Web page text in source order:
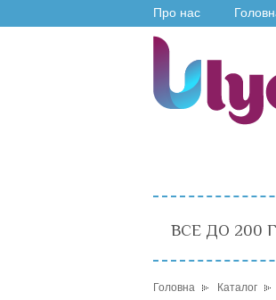
Про нас
ВСЕ ДО 200
Головна Каталог